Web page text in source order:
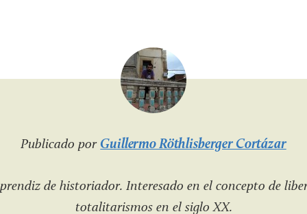
Publicado por Guillermo Röthlisberger Cortázar
de historiador. Interesado en el concepto de
totalitarismos en el siglo XX.